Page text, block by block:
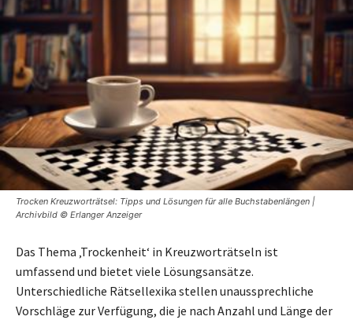
Trocken Kreuzworträtsel: Tipps und Lösungen für alle Buchstabenlängen |
Archivbild © Erlanger Anzeiger
Das Thema ‚Trockenheit‘ in Kreuzworträtseln ist
umfassend und bietet viele Lösungsansätze.
Unterschiedliche Rätsellexika stellen unaussprechliche
Vorschläge zur Verfügung, die je nach Anzahl und Länge der